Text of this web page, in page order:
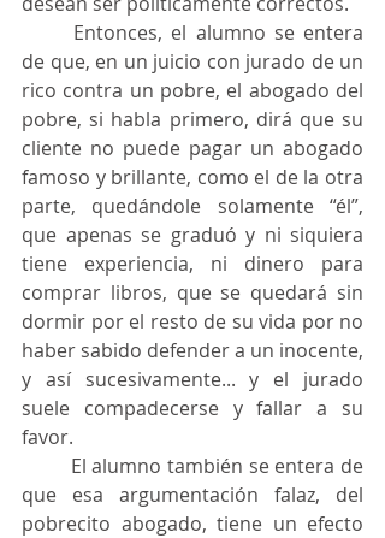
de que, en un juicio con jurado de un
rico contra un pobre, el abogado del
pobre, si habla primero, dirá que su
cliente no puede pagar un abogado
famoso y brillante, como el de la otra
parte, quedándole solamente “él”,
que apenas se graduó y ni siquiera
tiene experiencia, ni dinero para
comprar libros, que se quedará sin
dormir por el resto de su vida por no
haber sabido defender a un inocente,
y así sucesivamente... y el jurado
suele compadecerse y fallar a su
favor.
que esa argumentación falaz, del
pobrecito abogado, tiene un efecto